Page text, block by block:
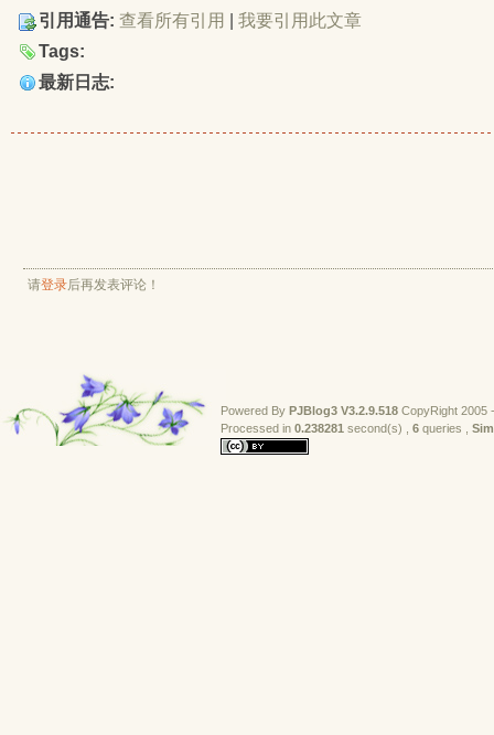
引用通告: 查看所有引用
我要引用此文章
Tags:
最新日志:
请登录后再发表评论！
Powered By PJBlog3 V3.2.9.518 CopyRight 2005
Processed in 0.238281 second(s) , 6 queries ,